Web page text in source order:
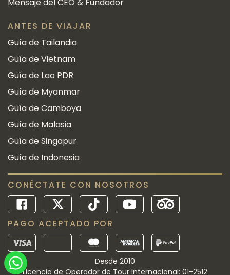
ANTES DE VIAJAR
Guía de Tailandia
Guía de Vietnam
Guía de Lao PDR
Guía de Myanmar
Guía de Camboya
Guía de Malasia
Guía de Singapur
Guía de Indonesia
CONÉCTATE CON NOSOTROS
Desde 2010
Licencia de Operador de Tour Internacional: 01-2512
PAGO ACEPTADO POR